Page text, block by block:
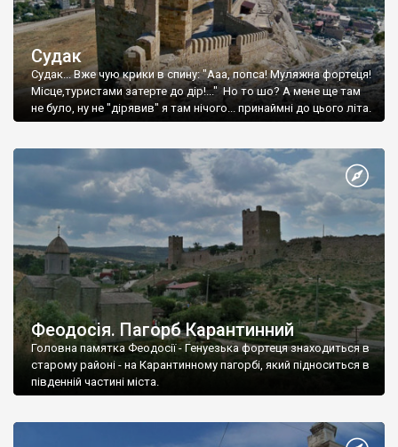
Судак
Судак... Вже чую крики в спину: "Ааа, попса! Муляжна фортеця!
Місце,туристами затерте до дір!..." Но то шо? А мене ще там
не було, ну не "дірявив" я там нічого... принаймні до цього літа.
Феодосія. Пагорб Карантинний
Головна памятка Феодосії - Генуезька фортеця знаходиться в
старому районі - на Карантинному пагорбі, який підноситься в
південній частині міста.